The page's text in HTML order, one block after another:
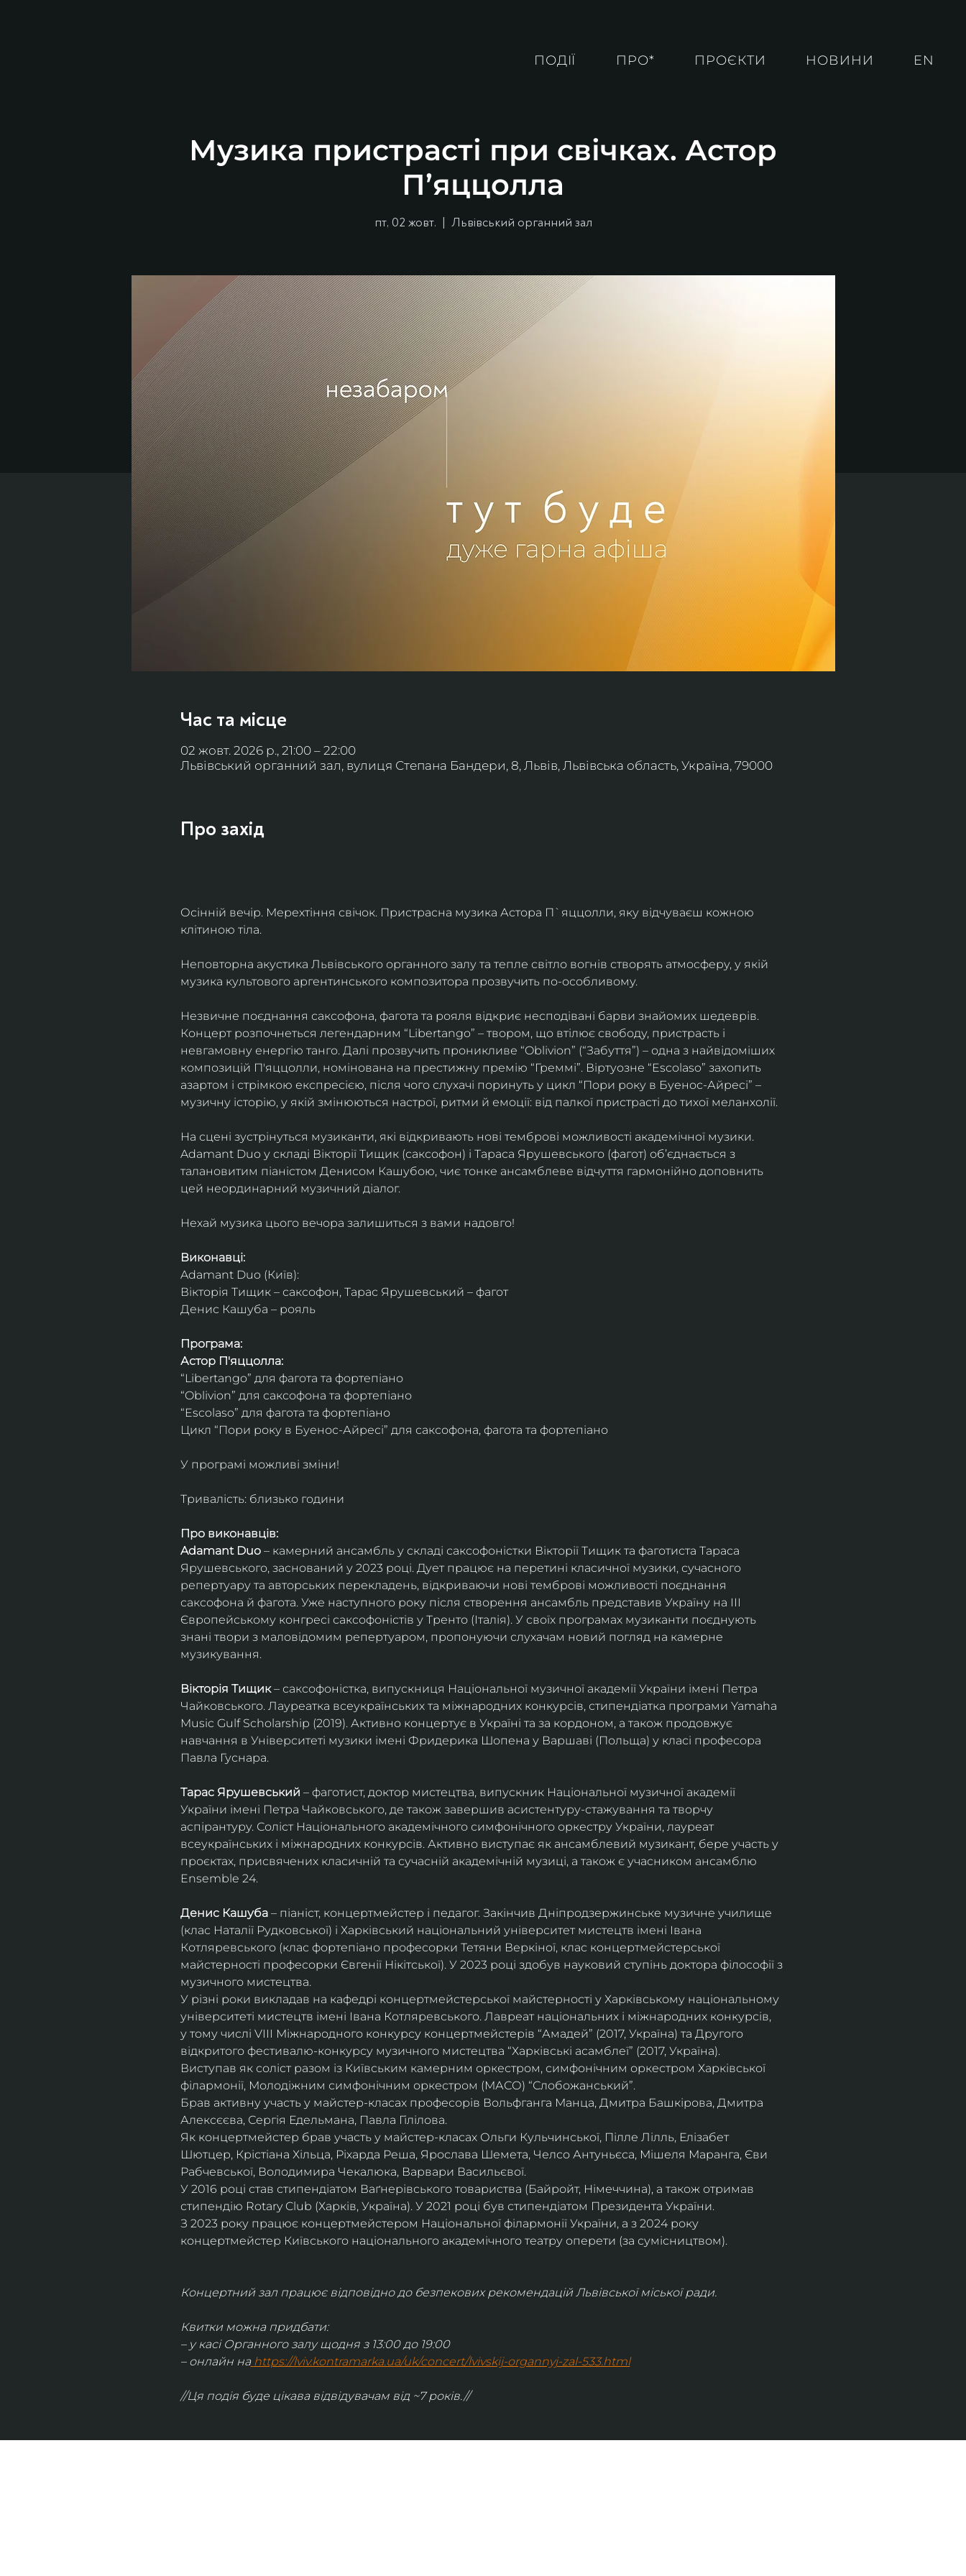
ПОДІЇ ПРО* ПРОЄКТИ НОВИНИ EN
Музика пристрасті при свічках. Астор
П’яццолла
пт, 02 жовт.
  |
Львівський органний зал
Час та місце
02 жовт. 2026 р., 21:00 – 22:00
Львівський органний зал, вулиця Степана Бандери, 8, Львів, Львівська область, Україна, 79000
Про захід
Осінній вечір. Мерехтіння свічок. Пристрасна музика Астора П`яццолли, яку відчуваєш кожною
клітиною тіла.
Неповторна акустика Львівського органного залу та тепле світло вогнів створять атмосферу, у якій
музика культового аргентинського композитора прозвучить по-особливому.
Незвичне поєднання саксофона, фагота та рояля відкриє несподівані барви знайомих шедеврів.
Концерт розпочнеться легендарним “Libertango” – твором, що втілює свободу, пристрасть і
невгамовну енергію танго. Далі прозвучить проникливе “Oblivion” (“Забуття”) – одна з найвідоміших
композицій П'яццолли, номінована на престижну премію “Греммі”. Віртуозне “Escolaso” захопить
азартом і стрімкою експресією, після чого слухачі поринуть у цикл “Пори року в Буенос-Айресі” –
музичну історію, у якій змінюються настрої, ритми й емоції: від палкої пристрасті до тихої меланхолії.
На сцені зустрінуться музиканти, які відкривають нові темброві можливості академічної музики.
Adamant Duo у складі Вікторії Тищик (саксофон) і Тараса Ярушевського (фагот) об’єднається з
талановитим піаністом Денисом Кашубою, чиє тонке ансамблеве відчуття гармонійно доповнить
цей неординарний музичний діалог.
Нехай музика цього вечора залишиться з вами надовго!
Виконавці:
Adamant Duo (Київ):
Вікторія Тищик – саксофон, Тарас Ярушевський – фагот
Денис Кашуба – рояль
Програма:
Астор П'яццолла:
“Libertango” для фагота та фортепіано
“Oblivion” для саксофона та фортепіано
“Escolaso” для фагота та фортепіано
Цикл “Пори року в Буенос-Айресі” для саксофона, фагота та фортепіано
У програмі можливі зміни!
Тривалість: близько години
Про виконавців:
Adamant Duo – камерний ансамбль у складі саксофоністки Вікторії Тищик та фаготиста Тараса
Ярушевського, заснований у 2023 році. Дует працює на перетині класичної музики, сучасного
репертуару та авторських перекладень, відкриваючи нові темброві можливості поєднання
саксофона й фагота. Уже наступного року після створення ансамбль представив Україну на ІІІ
Європейському конгресі саксофоністів у Тренто (Італія). У своїх програмах музиканти поєднують
знані твори з маловідомим репертуаром, пропонуючи слухачам новий погляд на камерне
музикування.
Вікторія Тищик – саксофоністка, випускниця Національної музичної академії України імені Петра
Чайковського. Лауреатка всеукраїнських та міжнародних конкурсів, стипендіатка програми Yamaha
Music Gulf Scholarship (2019). Активно концертує в Україні та за кордоном, а також продовжує
навчання в Університеті музики імені Фридерика Шопена у Варшаві (Польща) у класі професора
Павла Гуснара.
Тарас Ярушевський – фаготист, доктор мистецтва, випускник Національної музичної академії
України імені Петра Чайковського, де також завершив асистентуру-стажування та творчу
аспірантуру. Соліст Національного академічного симфонічного оркестру України, лауреат
всеукраїнських і міжнародних конкурсів. Активно виступає як ансамблевий музикант, бере участь у
проєктах, присвячених класичній та сучасній академічній музиці, а також є учасником ансамблю
Ensemble 24.
Денис Кашуба – піаніст, концертмейстер і педагог. Закінчив Дніпродзержинське музичне училище
(клас Наталії Рудковської) і Харківський національний університет мистецтв імені Івана
Котляревського (клас фортепіано професорки Тетяни Веркіної, клас концертмейстерської
майстерності професорки Євгенії Нікітської). У 2023 році здобув науковий ступінь доктора філософії з
музичного мистецтва.
У різні роки викладав на кафедрі концертмейстерської майстерності у Харківському національному
університеті мистецтв імені Івана Котляревського. Лавреат національних і міжнародних конкурсів,
у тому числі VIII Міжнародного конкурсу концертмейстерів “Амадей” (2017, Україна) та Другого
відкритого фестивалю-конкурсу музичного мистецтва “Харківські асамблеї” (2017, Україна).
Виступав як соліст разом із Київським камерним оркестром, симфонічним оркестром Харківської
філармонії, Молодіжним симфонічним оркестром (МАСО) “Слобожанський”.
Брав активну участь у майстер-класах професорів Вольфганга Манца, Дмитра Башкірова, Дмитра
Алексєєва, Сергія Едельмана, Павла Гілілова.
Як концертмейстер брав участь у майстер-класах Ольги Кульчинської, Пілле Лілль, Елізабет
Шютцер, Крістіана Хільца, Ріхарда Реша, Ярослава Шемета, Челсо Антуньєса, Мішеля Маранга, Єви
Рабчевської, Володимира Чекалюка, Варвари Васильєвої.
У 2016 році став стипендіатом Ваґнерівського товариства (Байройт, Німеччина), а також отримав
стипендію Rotary Club (Харків, Україна). У 2021 році був стипендіатом Президента України.
З 2023 року працює концертмейстером Національної філармонії України, а з 2024 року
концертмейстер Київського національного академічного театру оперети (за сумісництвом).
Концертний зал працює відповідно до безпекових рекомендацій Львівської міської ради.
Квитки можна придбати:
– у касі Органного залу щодня з 13:00 до 19:00
– онлайн на https://lviv.kontramarka.ua/uk/concert/lvivskij-organnyj-zal-533.html
//Ця подія буде цікава відвідувачам від ~7 років.//